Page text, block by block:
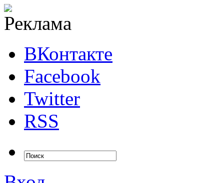
ВКонтакте
Facebook
Twitter
RSS